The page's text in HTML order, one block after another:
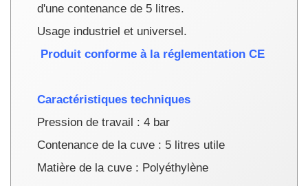
d'une contenance de 5 litres.
Usage industriel et universel.
Produit conforme à la réglementation CE
Caractéristiques techniques
Pression de travail : 4 bar
Contenance de la cuve : 5 litres utile
Matière de la cuve : Polyéthylène